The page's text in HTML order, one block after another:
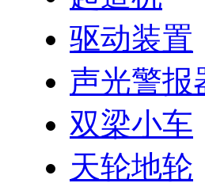
驱动装置
声光警报
双梁小车
天轮地轮